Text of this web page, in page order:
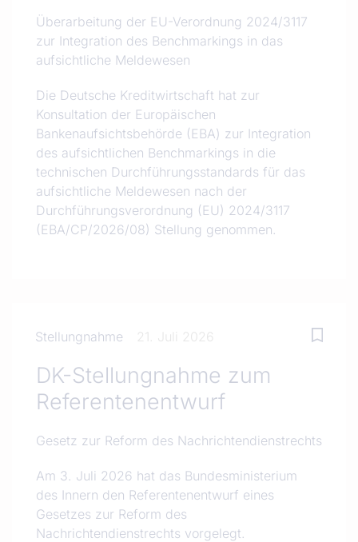
Überarbeitung der EU-Verordnung 2024/3117
zur Integration des Benchmarkings in das
aufsichtliche Meldewesen
Die Deutsche Kreditwirtschaft hat zur
Konsultation der Europäischen
Bankenaufsichtsbehörde (EBA) zur Integration
des aufsichtlichen Benchmarkings in die
technischen Durchführungsstandards für das
aufsichtliche Meldewesen nach der
Durchführungsverordnung (EU) 2024/3117
(EBA/CP/2026/08) Stellung genommen.
Stellungnahme 21. Juli 2026
DK-Stellungnahme zum
Referentenentwurf
Gesetz zur Reform des Nachrichtendienstrechts
Am 3. Juli 2026 hat das Bundesministerium
des Innern den Referentenentwurf eines
Gesetzes zur Reform des
Nachrichtendienstrechts vorgelegt.